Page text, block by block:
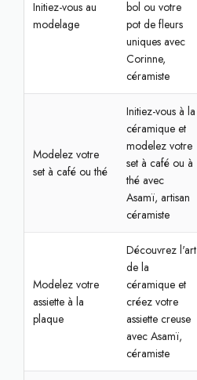
Initiez-vous au
modelage
bol ou votre
pot de fleurs
uniques avec
Corinne,
céramiste
Modelez votre
set à café ou thé
Initiez-vous à la
céramique et
modelez votre
set à café ou à
thé avec
Asamï, artisan
céramiste
Modelez votre
assiette à la
plaque
Découvrez l'art
de la
céramique et
créez votre
assiette creuse
avec Asamï,
céramiste